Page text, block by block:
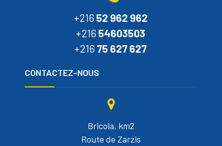
+216 52 962 962
+216 54603503
+216 75 627 627
CONTACTEZ-NOUS
Bricola, km2
Route de Zarzis